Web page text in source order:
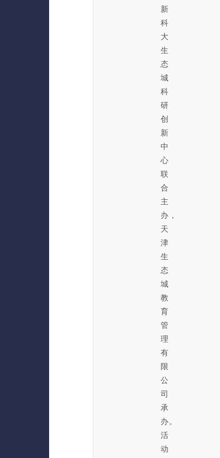
新
科
大
生
态
城
科
研
创
新
中
心
联
合
主
办，
天
津
生
态
城
教
育
管
理
有
限
公
司
承
办。
活
动